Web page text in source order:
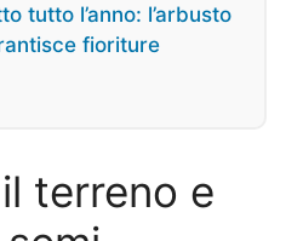
tutto l’anno: l’arbusto
fioriture
terreno e